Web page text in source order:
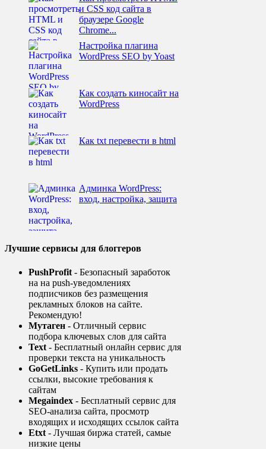
и CSS код сайта в
браузере Google
Chrome...
Настройка плагина
WordPress SEO by Yoast
Как создать киносайт на
WordPress
Как txt перевести в html
Админка WordPress:
вход, настройка, защита
Лучшие сервисы для блоггеров
PushProfit - Безопасный заработок
на на push-уведомлениях
подписчиков без размещения
рекламных блоков на сайте.
Рекомендую!
Мутаген - Отличный сервис
подбора ключевых слов для сайта
Text - Бесплатный онлайн сервис для
проверки текста на уникальность
GoGetLinks - Купить или продать
ссылки, высокие требования к
сайтам
Megaindex - Бесплатный сервис для
SEO-анализа сайта, просмотр
входящих и исходящих ссылок сайта
Etxt - Лучшая биржа статей, самые
низкие цены